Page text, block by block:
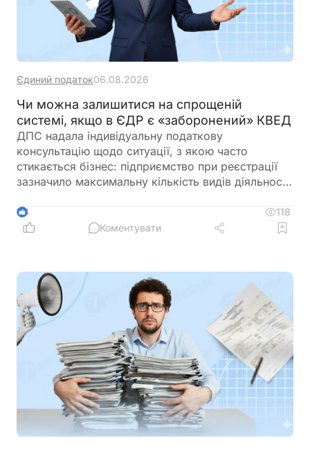
Єдиний податок06.08.2026
Чи можна залишитися на спрощеній
системі, якщо в ЄДР є «заборонений» КВЕД
ДПС надала індивідуальну податкову
консультацію щодо ситуації, з якою часто
стикається бізнес: підприємство при реєстрації
зазначило максимальну кількість видів діяльності
для платників єдиного податку 3-ї групи і вже
отримало лист від ДПС. При цьому в заяві на
коди
3
118
Коментувати